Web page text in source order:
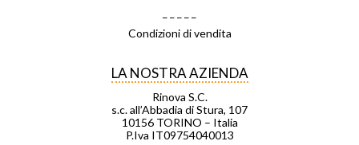
Condizioni di vendita
LA NOSTRA AZIENDA
Rinova S.C.
s.c. all’Abbadia di Stura, 107
10156 TORINO – Italia
P.Iva IT09754040013